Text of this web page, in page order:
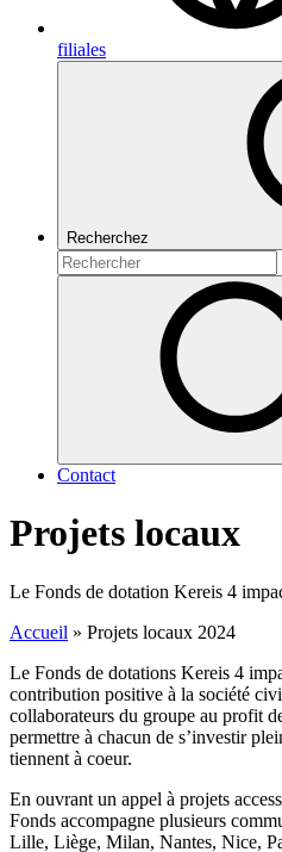
filiales
Recherchez
Contact
Projets locaux
Le Fonds de dotation Kereis 4
Accueil » Projets locaux 2024
Le Fonds de dotations Kereis 4
contribution positive à la société
collaborateurs du groupe au profit
permettre à chacun de s’investir
tiennent à coeur.
En ouvrant un appel à projets
Fonds accompagne plusieurs
Lille, Liège, Milan, Nantes, Nice,